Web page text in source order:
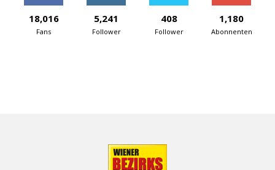
18,016
Fans
5,241
Follower
408
Follower
1,180
Abonnenten